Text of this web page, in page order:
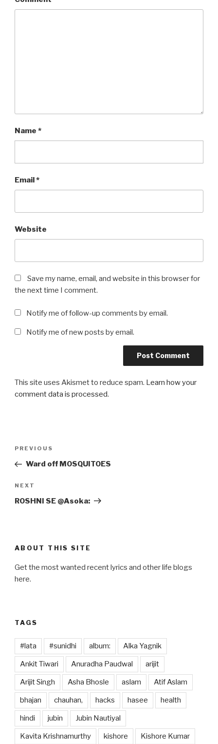
Name *
Email*
Website
Save my name, email, and website in this browser for
the next time I comment.
Notify me of follow-up comments by email.
Notify me of new posts by email.
This site uses Akismet to reduce spam. Learn how your
comment data is processed.
Previous
Post
PREVIOUS
Ward off MOSQUITOES
Next
Post
NEXT
ROSHNI SE @Asoka:
ABOUT THIS SITE
Get the most wanted recent lyrics and other life blogs
here.
TAGS
#lata #sunidhi album: Alka Yagnik
Ankit Tiwari Anuradha Paudwal arijit
Arijit Singh Asha Bhosle aslam Atif Aslam
bhajan chauhan, hacks hasee health
hindi jubin Jubin Nautiyal
Kavita Krishnamurthy kishore Kishore Kumar